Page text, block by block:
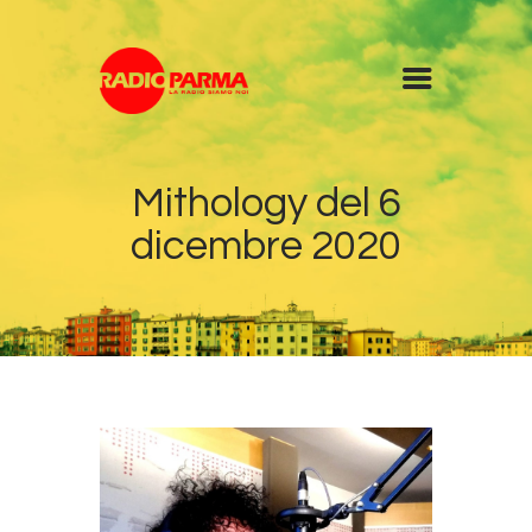
Mithology del 6
dicembre 2020
Radio
Diretta
Podcast
News